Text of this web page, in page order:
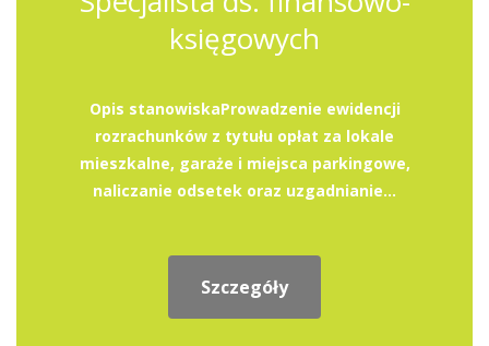
księgowych
Opis stanowiskaProwadzenie ewidencji
rozrachunków z tytułu opłat za lokale
mieszkalne, garaże i miejsca parkingowe,
naliczanie odsetek oraz uzgadnianie...
Szczegóły